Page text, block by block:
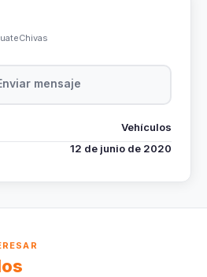
mensaje
Vehículos
12 de junio de 2020